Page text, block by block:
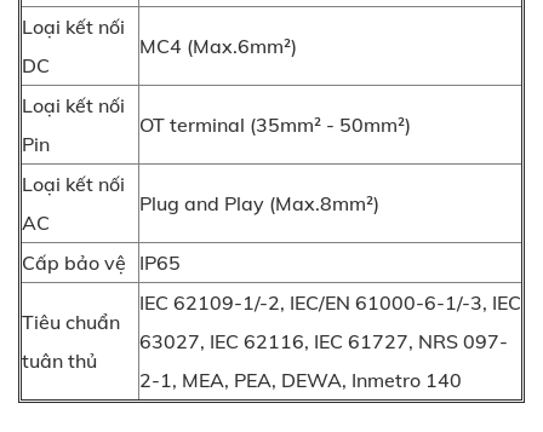
Loại kết nối
DC
MC4 (Max.6mm²)
Loại kết nối
Pin
OT terminal (35mm² - 50mm²)
Loại kết nối
AC
Plug and Play (Max.8mm²)
Cấp bảo vệ IP65
Tiêu chuẩn
tuân thủ
IEC 62109-1/-2, IEC/EN 61000-6-1/-3, IEC
63027, IEC 62116, IEC 61727, NRS 097-
2-1, MEA, PEA, DEWA, Inmetro 140